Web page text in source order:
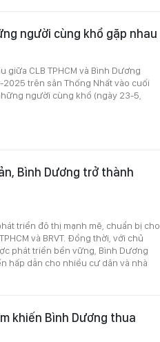
người cùng khổ gặp nhau
CLB TPHCM và Bình Dương
trên sân Thống Nhất vào cuối
người cùng khổ (ngày 23-5,
Bình Dương trở thành
triển đô thị mạnh mẽ, chuẩn bị cho
và BRVT. Đồng thời, với chủ
phát triển bền vững, Bình Dương
hấp dẫn cho nhiều cư dân và nhà
khiến Bình Dương thua